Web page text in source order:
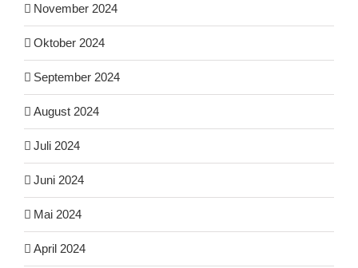
November 2024
Oktober 2024
September 2024
August 2024
Juli 2024
Juni 2024
Mai 2024
April 2024